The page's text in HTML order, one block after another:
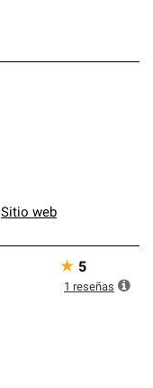
Sitio web
★ 5
1 reseñas